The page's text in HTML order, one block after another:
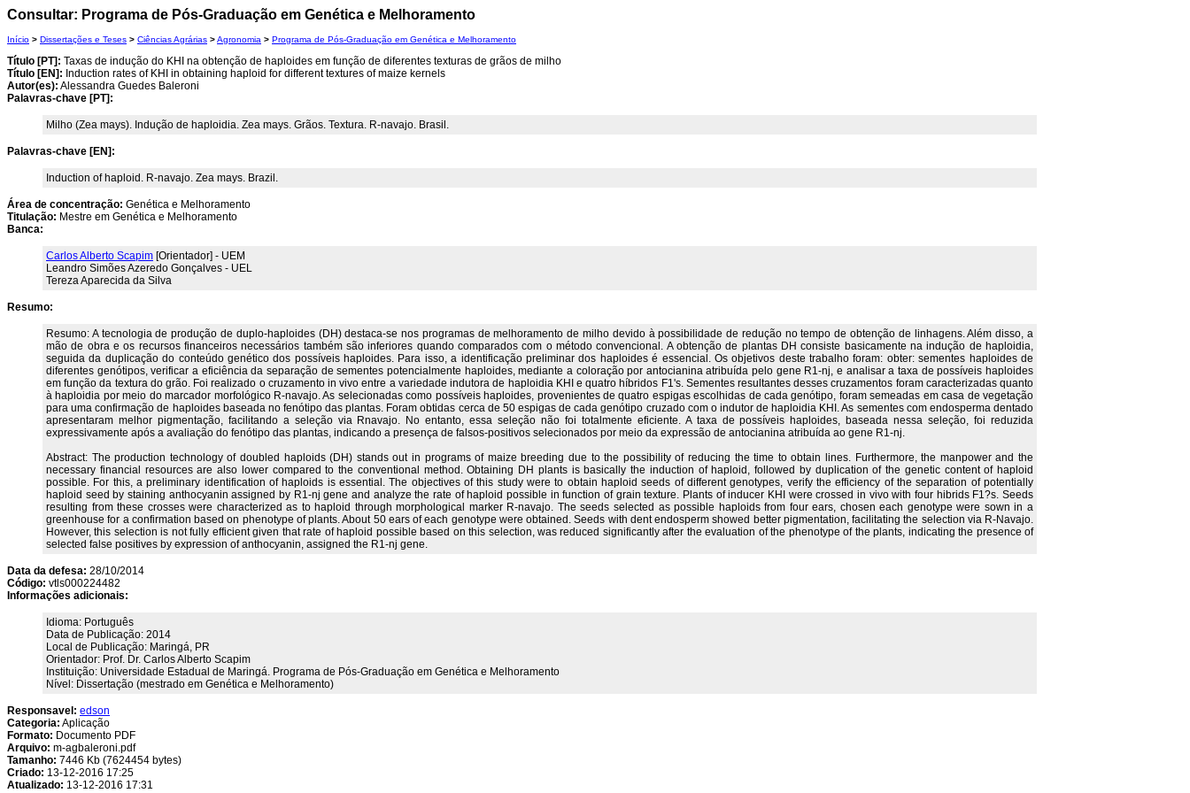
Consultar: Programa de Pós-Graduação em Genética e Melhoramento
Início > Dissertações e Teses > Ciências Agrárias >Agronomia > Programa de Pós-Graduação em Genética e Melhoramento
Título [PT]: Taxas de indução do KHI na obtenção de haploides em função de diferentes texturas de grãos de milho
Título [EN]: Induction rates of KHI in obtaining haploid for different textures of maize kernels
Autor(es): Alessandra Guedes Baleroni
Palavras-chave [PT]:
Milho (Zea mays). Indução de haploidia. Zea mays. Grãos. Textura. R-navajo. Brasil.
Palavras-chave [EN]:
Induction of haploid. R-navajo. Zea mays. Brazil.
Área de concentração: Genética e Melhoramento
Titulação: Mestre em Genética e Melhoramento
Banca:
Carlos Alberto Scapim [Orientador] - UEM
Leandro Simões Azeredo Gonçalves - UEL
Tereza Aparecida da Silva
Resumo:
Resumo: A tecnologia de produção de duplo-haploides (DH) destaca-se nos programas de melhoramento de milho devido à possibilidade de redução no tempo de obtenção de linhagens. Além disso, a
mão de obra e os recursos financeiros necessários também são inferiores quando comparados com o método convencional. A obtenção de plantas DH consiste basicamente na indução de haploidia,
seguida da duplicação do conteúdo genético dos possíveis haploides. Para isso, a identificação preliminar dos haploides é essencial. Os objetivos deste trabalho foram: obter: sementes haploides de
diferentes genótipos, verificar a eficiência da separação de sementes potencialmente haploides, mediante a coloração por antocianina atribuída pelo gene R1-nj, e analisar a taxa de possíveis haploides
em função da textura do grão. Foi realizado o cruzamento in vivo entre a variedade indutora de haploidia KHI e quatro híbridos F1's. Sementes resultantes desses cruzamentos foram caracterizadas quanto
à haploidia por meio do marcador morfológico R-navajo. As selecionadas como possíveis haploides, provenientes de quatro espigas escolhidas de cada genótipo, foram semeadas em casa de vegetação
para uma confirmação de haploides baseada no fenótipo das plantas. Foram obtidas cerca de 50 espigas de cada genótipo cruzado com o indutor de haploidia KHI. As sementes com endosperma dentado
apresentaram melhor pigmentação, facilitando a seleção via Rnavajo. No entanto, essa seleção não foi totalmente eficiente. A taxa de possíveis haploides, baseada nessa seleção, foi reduzida
expressivamente após a avaliação do fenótipo das plantas, indicando a presença de falsos-positivos selecionados por meio da expressão de antocianina atribuída ao gene R1-nj.
Abstract: The production technology of doubled haploids (DH) stands out in programs of maize breeding due to the possibility of reducing the time to obtain lines. Furthermore, the manpower and the
necessary financial resources are also lower compared to the conventional method. Obtaining DH plants is basically the induction of haploid, followed by duplication of the genetic content of haploid
possible. For this, a preliminary identification of haploids is essential. The objectives of this study were to obtain haploid seeds of different genotypes, verify the efficiency of the separation of potentially
haploid seed by staining anthocyanin assigned by R1-nj gene and analyze the rate of haploid possible in function of grain texture. Plants of inducer KHI were crossed in vivo with four hibrids F1?s. Seeds
resulting from these crosses were characterized as to haploid through morphological marker R-navajo. The seeds selected as possible haploids from four ears, chosen each genotype were sown in a
greenhouse for a confirmation based on phenotype of plants. About 50 ears of each genotype were obtained. Seeds with dent endosperm showed better pigmentation, facilitating the selection via R-Navajo.
However, this selection is not fully efficient given that rate of haploid possible based on this selection, was reduced significantly after the evaluation of the phenotype of the plants, indicating the presence of
selected false positives by expression of anthocyanin, assigned the R1-nj gene.
Data da defesa: 28/10/2014
Código: vtls000224482
Informações adicionais:
Idioma: Português
Data de Publicação: 2014
Local de Publicação: Maringá, PR
Orientador: Prof. Dr. Carlos Alberto Scapim
Instituição: Universidade Estadual de Maringá. Programa de Pós-Graduação em Genética e Melhoramento
Nível: Dissertação (mestrado em Genética e Melhoramento)
Responsavel: edson
Categoria: Aplicação
Formato: Documento PDF
Arquivo: m-agbaleroni.pdf
Tamanho: 7446 Kb (7624454 bytes)
Criado: 13-12-2016 17:25
Atualizado: 13-12-2016 17:31